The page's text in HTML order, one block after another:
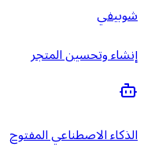
شوبيفي
إنشاء وتحسين المتجر
الذكاء الاصطناعي المفتوح